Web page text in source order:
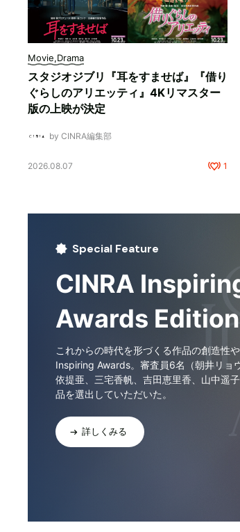
Movie,Drama
スタジオジブリ『耳をすませば』『借り
ぐらしのアリエッティ』4Kリマスター
版の上映が決定
by CINRA編集部
2026.08.07 1
Special Feature
CINRA
Awards
これからの時代を形づくる作品の創造性
Inspiring Awards。審査員6名（朝井リョ
依提亜、三宅香帆、吉田恵里香、山中遥
品を選出していただいた。
詳しくみる